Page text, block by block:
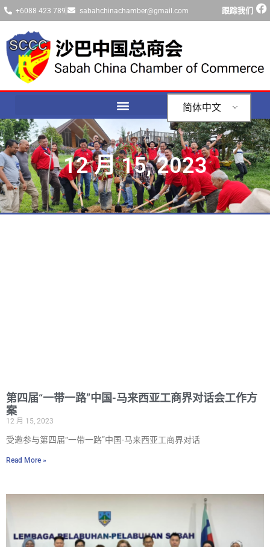
+6088 423 789 sabahchinachamber@gmail.com 跟踪我们
简体中文
12 月 15, 2023
第四届“一带一路”中国-马来西亚工商界对话会工作方
案
12 月 15, 2023
受邀参与第四届“一带一路”中国-马来西亚工商界对话
Read More »